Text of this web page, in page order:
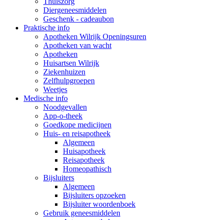
Diergeneesmiddelen
Geschenk - cadeaubon
Praktische info
Apotheken Wilrijk Openingsuren
Apotheken van wacht
Apotheken
Huisartsen Wilrijk
Ziekenhuizen
Zelfhulpgroepen
Weetjes
Medische info
Noodgevallen
App-o-theek
Goedkope medicijnen
Huis- en reisapotheek
Algemeen
Huisapotheek
Reisapotheek
Homeopathisch
Bijsluiters
Algemeen
Bijsluiters opzoeken
Bijsluiter woordenboek
Gebruik geneesmiddelen